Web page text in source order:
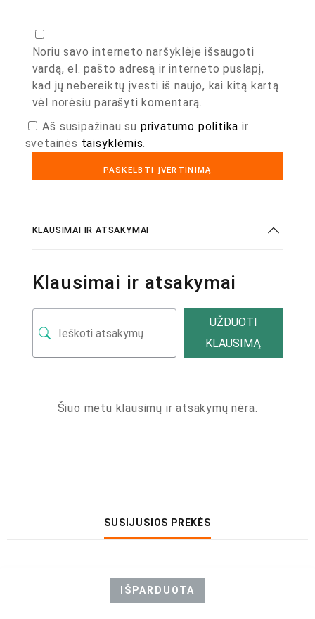
Noriu savo interneto naršyklėje išsaugoti
vardą, el. pašto adresą ir interneto puslapį,
kad jų nebereiktų įvesti iš naujo, kai kitą kartą
vėl norėsiu parašyti komentarą.
Aš susipažinau su privatumo politika ir
svetainės taisyklėmis.
KLAUSIMAI IR ATSAKYMAI
Klausimai ir atsakymai
UŽDUOTI
KLAUSIMĄ
Šiuo metu klausimų ir atsakymų nėra.
SUSIJUSIOS PREKĖS
IŠPARDUOTA